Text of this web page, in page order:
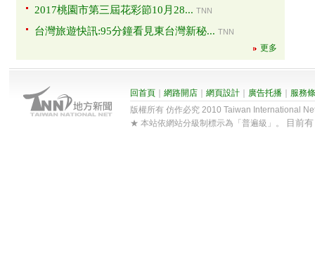
2017桃園市第三屆花彩節10月28... TNN
台灣旅遊快訊:95分鐘看見東台灣新秘... TNN
更多
回首頁 網路開店 網頁設計 廣告托播
服務
版權所有 仿作必究 2010 Taiwan International
★ 本站依網站分級制標示為「普遍級」。
目前